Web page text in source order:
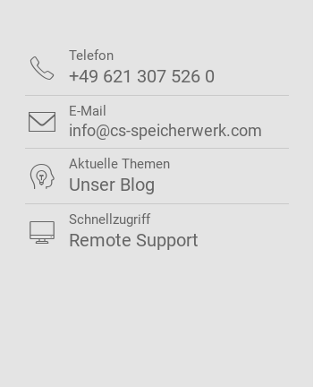
 Telefon
+49 621 307 526 0
 E-Mail
info@cs-speicherwerk.com
 Aktuelle Themen
Unser Blog
 Schnellzugriff
Remote Support